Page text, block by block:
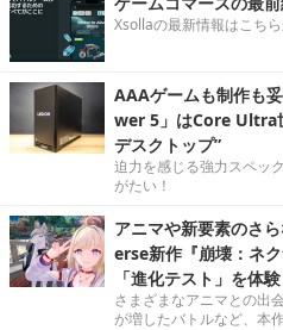
Xsollaの最新情報はこちら
AAAゲームも制作も
wer 5」はCore Ultra
デスクトップ”
迫力を感じる強力スペッ
がたい！
アニマや新要素のさ
erse新作『崩壊：ネ
「進化テスト」を体
さまざまなアニマとの出
が増したバトルなど、本